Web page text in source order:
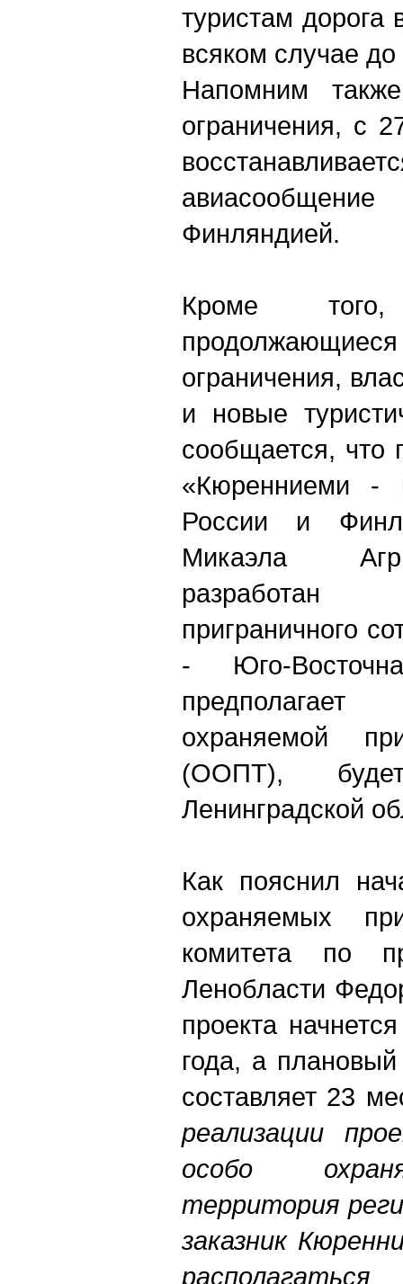
туристам
всяком случае
Напомним
ограничения, с
Финляндией.
Кроме
ограничения,
и новые
сообщается, что
«Кюренниеми -
России и
Микаэла
приграничного
- Юго-
охраняемой
(ООПТ),
Ленинградской
Как пояснил
охраняемых
комитета по
Ленобласти
проекта
года, а
составляет 23
реализации
особо
территория
заказник